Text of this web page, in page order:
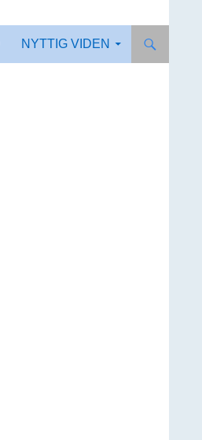
NYTTIG VIDEN